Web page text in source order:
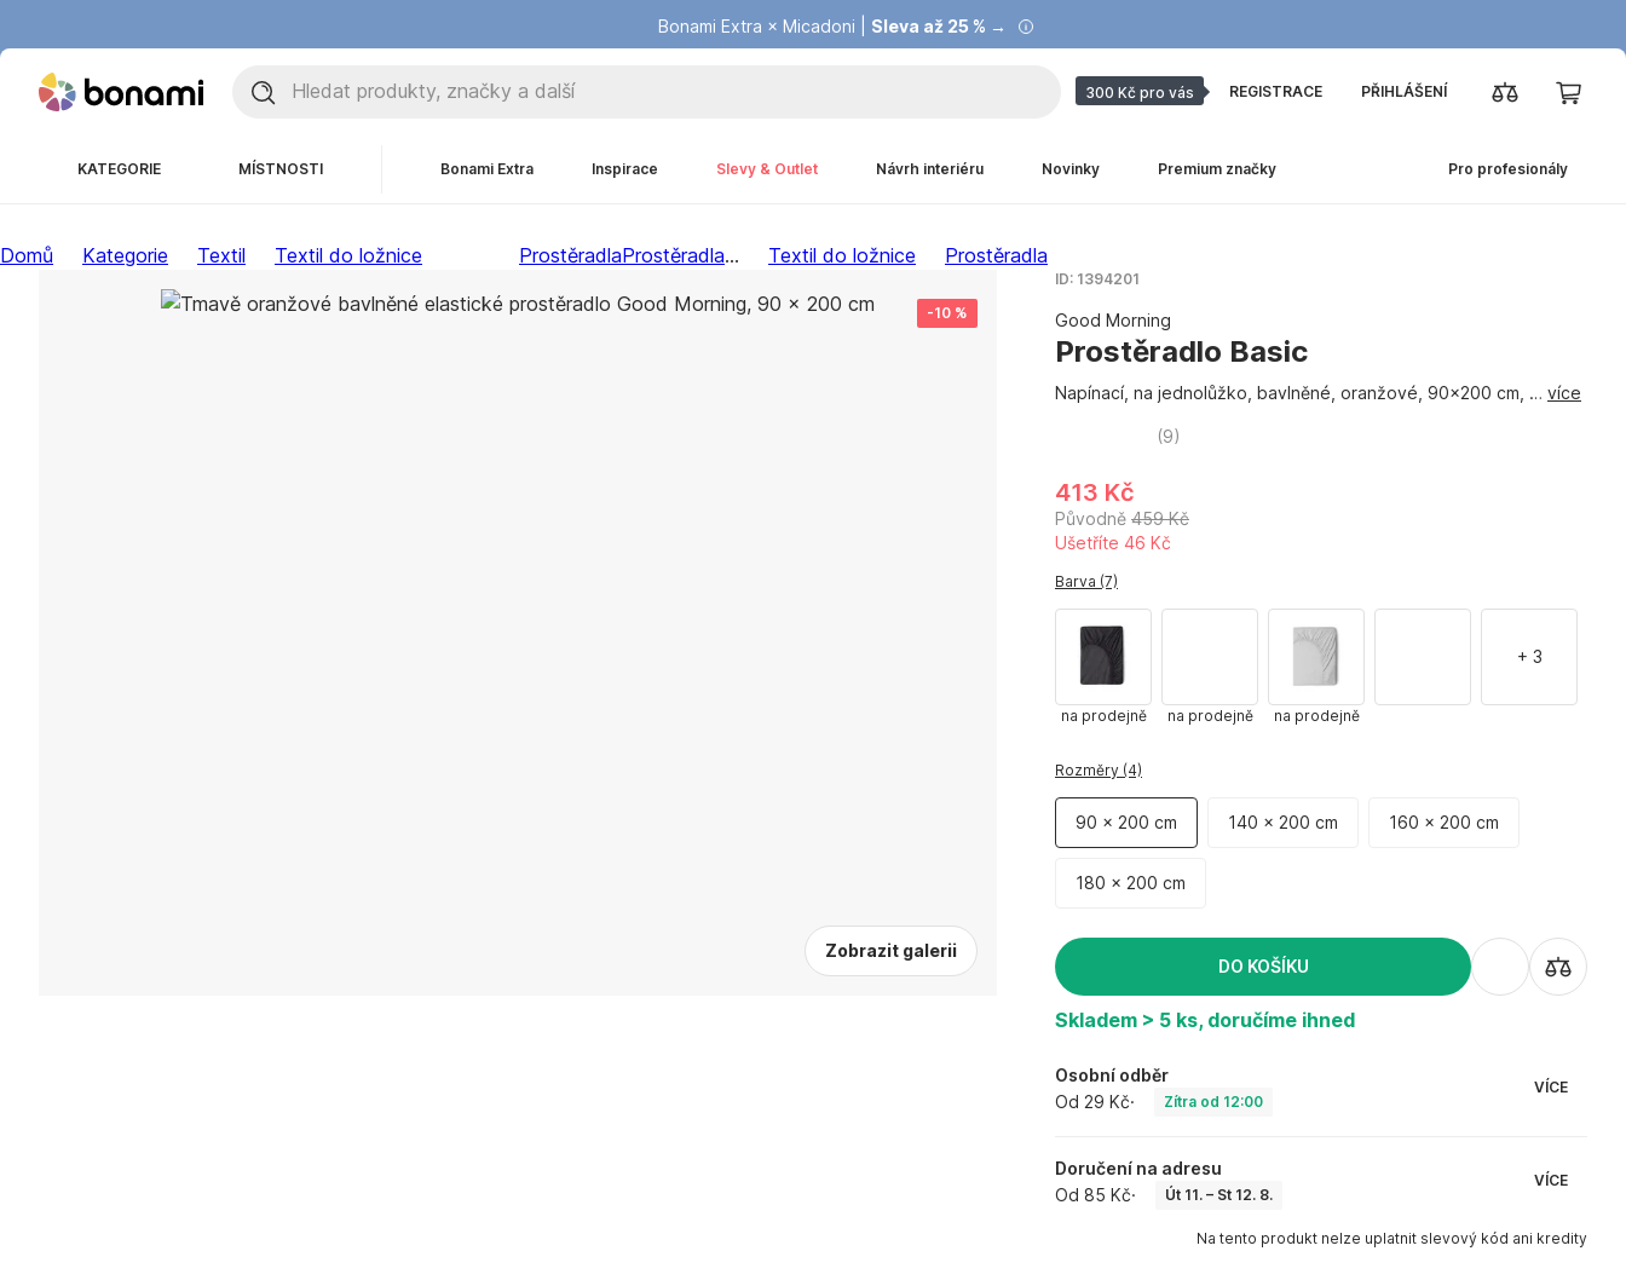
Bonami Extra × Micadoni | Sleva až 25 % →
Summer Sale |Ušetřete až 40 % →
300 Kč pro vás REGISTRACE PŘIHLÁŠENÍ
KATEGORIE MÍSTNOSTI Bonami Extra Inspirace Slevy & Outlet Návrh interiéru Novinky Premium značky Pro profesionály
Domů Kategorie Textil Textil do ložnice ProstěradlaProstěradla... Textil do ložnice Prostěradla
Zobrazit galerii
-10 %
ID: 1394201
Good Morning
Prostěradlo Basic
Napínací, na jednolůžko, bavlněné, oranžové, 90x200 cm , … více
(9)
413 Kč
Původně 459 Kč
Ušetříte 46 Kč
Barva (7)
na prodejně na prodejně na prodejně
+ 3
Rozměry (4)
90 x 200 cm 140 x 200 cm 160 x 200 cm
180 x 200 cm
DO KOŠÍKU
Skladem > 5 ks, doručíme ihned
Osobní odběr
Od 29 Kč· Zítra od 12:00
VÍCE
Doručení na adresu
Od 85 Kč· Út 11. – St 12. 8.
VÍCE
Na tento produkt nelze uplatnit slevový kód ani kredity